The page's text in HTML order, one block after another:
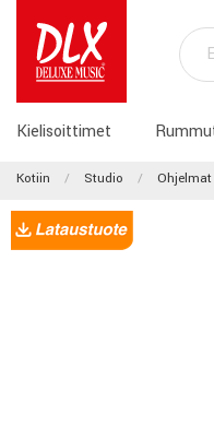
Kielisoittimet
Kotiin Studio Ohjelmat